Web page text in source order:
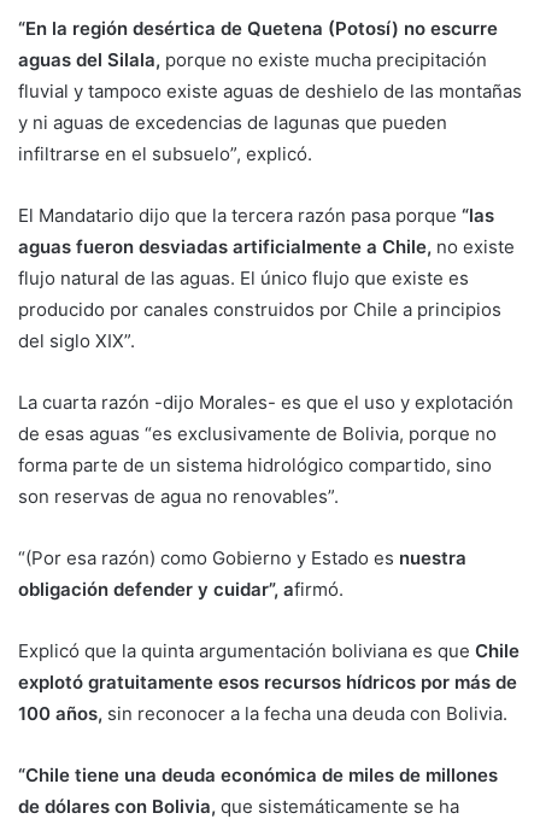
“En la región desértica de Quetena (Potosí) no escurre
aguas del Silala, porque no existe mucha precipitación
fluvial y tampoco existe aguas de deshielo de las montañas
y ni aguas de excedencias de lagunas que pueden
infiltrarse en el subsuelo”, explicó.
El Mandatario dijo que la tercera razón pasa porque “las
aguas fueron desviadas artificialmente a Chile, no existe
flujo natural de las aguas. El único flujo que existe es
producido por canales construidos por Chile a principios
del siglo XIX”.
La cuarta razón -dijo Morales- es que el uso y explotación
de esas aguas “es exclusivamente de Bolivia, porque no
forma parte de un sistema hidrológico compartido, sino
son reservas de agua no renovables”.
“(Por esa razón) como Gobierno y Estado es nuestra
obligación defender y cuidar”, afirmó.
Explicó que la quinta argumentación boliviana es que Chile
explotó gratuitamente esos recursos hídricos por más de
100 años, sin reconocer a la fecha una deuda con Bolivia.
“Chile tiene una deuda económica de miles de millones
de dólares con Bolivia, que sistemáticamente se ha